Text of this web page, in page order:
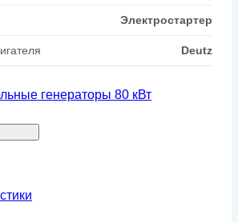
Электростартер
Deutz
генераторы 80 кВт